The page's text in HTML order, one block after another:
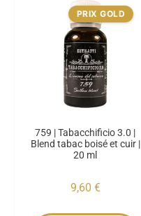
PRIX GOLD
759 | Tabacchificio 3.0 |
Blend tabac boisé et cuir |
20 ml
9,60 €